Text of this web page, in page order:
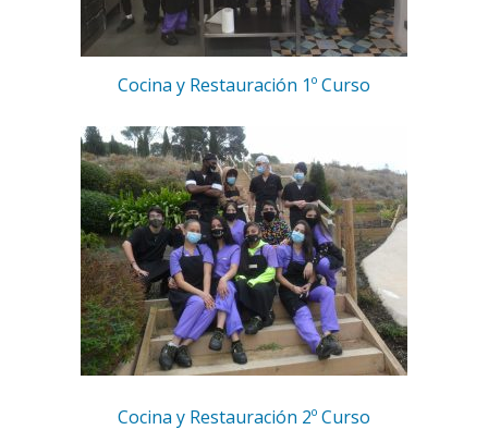
Cocina y Restauración 1º Curso
Cocina y Restauración 2º Curso